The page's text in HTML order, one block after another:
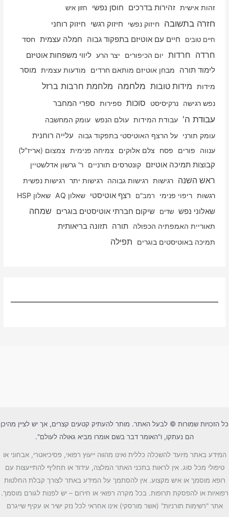
זהות אישית זהירות בדרכים חוסן נפשי חזון איש
חזרה בתשובה חיזוק נפשי חיזוק רגשי חיזוק רוחני
חיים טובים חיים עם אוטיזם בתפקוד גבוה חמלה עצמית חסד
חרדה חרדות יום הכיפורים יצר הרע ליווי משפחות אוטיזם
לימוד תורה
מבחן אוטיזם מותאם חרדים מודעות עצמית מוסר
מידות מידות טובות מלחמה מלחמת חרבות ברזל
נפש רגישה נרקיסיסט סוכות ספירות ספרי המחבר
עבודת ה' עבודת המידות עולם הנפש עומק המחשבה
עומק תורני על הרצף האוטיסטי בתפקוד גבוה עלייה רוחנית
ענווה פורים פסח צלם אלוקים צמיחה פנימית צמצום (אריז"ל)
קבוצות תמיכה אוטיזם קונטרסים תורניים ר' גרשון אדלשטיין
ראש השנה רגישות רגישות גבוהה רגישות יתר רגישות נפשית
רגשות ריפוי פנימי רמב"ם רצף אוטיסטי שאלון AQ שאלון HSP
שאלוני נפש שדים שיקום חברתי אוטיסטים בוגרים שמחה
תאוריית האמפתיה הכפולה תורה תזונה בריאותית
תמיכה באוטיסטים בוגרים תפילה
כל הזכויות שמורות © לבעל האתר. מותר להעתיק קטעים קצרים, אך יש לציין מהיכן
הם נעתקו, ו"האומר דבר בשם אומרו מביא גאולה לעולם".
המידע באתר מיועד להשכלה כללית ואינו מהווה ייעוץ רפואי, פסיכיאטרי, אבחוני או
טיפולי מכל סוג. אין לראות בתכני האתר המלצה, עידוד או תחליף להתייעצות עם
רופא מוסמך או איש מקצוע. אין להסתמך על המידע באתר לצורך קבלת החלטות
רפואיות או להפסקת תרופות. בכל מקרה רפואי או חירום – יש לפנות לגורם מוסמך.
אתר "רשימות תורניות" (אשר מורסקי) אינו אחראי לכל נזק ישיר או עקיף שייגרם